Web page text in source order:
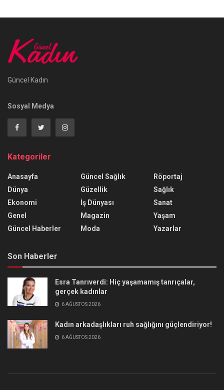
Güncel Kadın
Sosyal Medya
Kategoriler
Anasayfa
Dünya
Ekonomi
Genel
Güncel Haberler
Güncel Sağlık
Güzellik
İş Dünyası
Magazin
Moda
Röportaj
Sağlık
Sanat
Yaşam
Yazarlar
Son Haberler
Esra Tanrıverdi: Hiç yaşamamış tanrıçalar,
gerçek kadınlar
6 AĞUSTOS 2026
Kadın arkadaşlıkları ruh sağlığını güçlendiriyor!
6 AĞUSTOS 2026